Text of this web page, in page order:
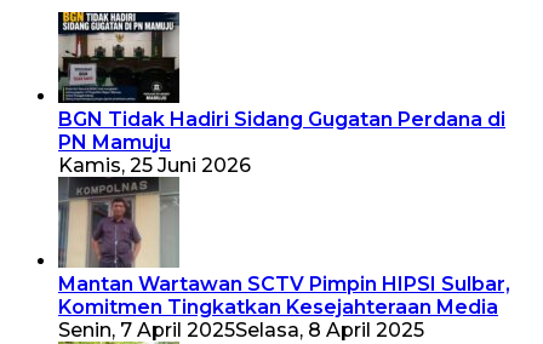
BGN Tidak Hadiri Sidang Gugatan Perdana di
PN Mamuju
Kamis, 25 Juni 2026
Mantan Wartawan SCTV Pimpin HIPSI Sulbar,
Komitmen Tingkatkan Kesejahteraan Media
Senin, 7 April 2025Selasa, 8 April 2025